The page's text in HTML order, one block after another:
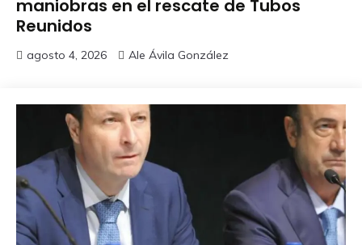
maniobras en el rescate de Tubos
Reunidos
agosto 4, 2026 Ale Ávila González